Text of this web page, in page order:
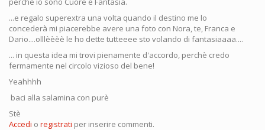
...e regalo superextra una volta quando il destino me lo
concederà mi piacerebbe avere una foto con Nora, te, Franca e
Dario....olllèèèè le ho dette tutteeee sto volando di fantasiaaaa....
... in questa idea mi trovi pienamente d'accordo, perchè credo
fermamente nel circolo vizioso del bene!
Yeahhhh
baci alla salamina con purè
Stè
Accedi o registrati per inserire commenti.